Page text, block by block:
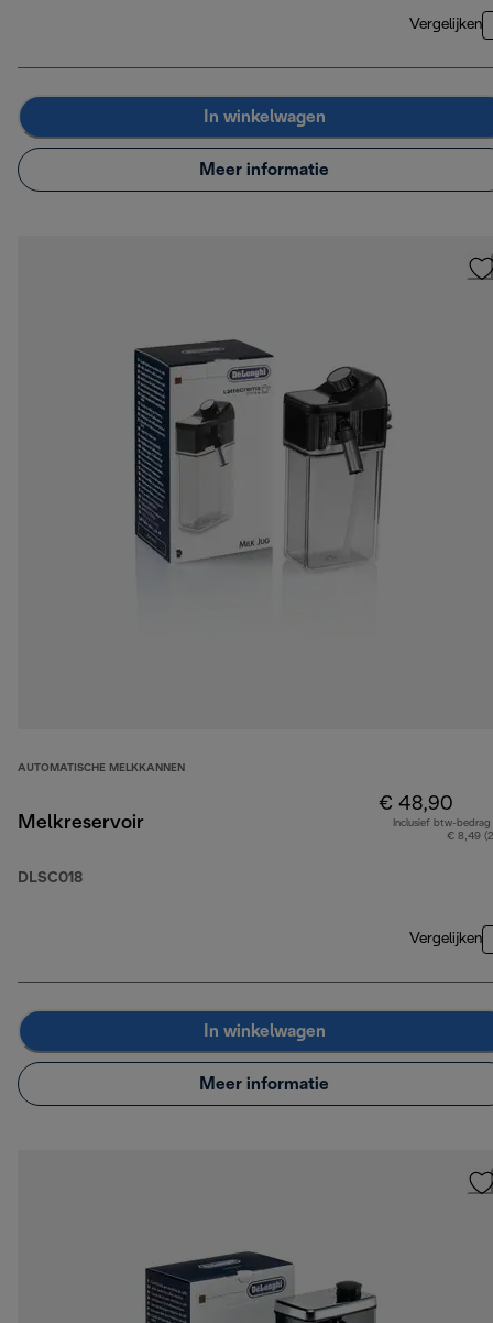
Vergelijken
In winkelwagen
Meer informatie
AUTOMATISCHE MELKKANNEN
Melkreservoir
DLSC018
€ 48,90
Inclusief btw-bedrag
€ 8,49
Vergelijken
In winkelwagen
Meer informatie